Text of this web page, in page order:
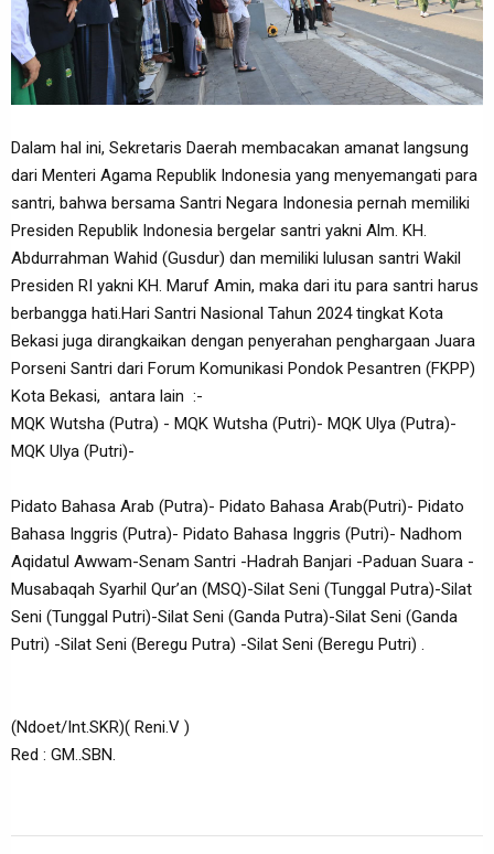
Dalam hal ini, Sekretaris Daerah membacakan amanat langsung
dari Menteri Agama Republik Indonesia yang menyemangati para
santri, bahwa bersama Santri Negara Indonesia pernah memiliki
Presiden Republik Indonesia bergelar santri yakni Alm. KH.
Abdurrahman Wahid (Gusdur) dan memiliki lulusan santri Wakil
Presiden RI yakni KH. Maruf Amin, maka dari itu para santri harus
berbangga hati.Hari Santri Nasional Tahun 2024 tingkat Kota
Bekasi juga dirangkaikan dengan penyerahan penghargaan Juara
Porseni Santri dari Forum Komunikasi Pondok Pesantren (FKPP)
Kota Bekasi, antara lain :-
MQK Wutsha (Putra) - MQK Wutsha (Putri)- MQK Ulya (Putra)-
MQK Ulya (Putri)-
Pidato Bahasa Arab (Putra)- Pidato Bahasa Arab(Putri)- Pidato
Bahasa Inggris (Putra)- Pidato Bahasa Inggris (Putri)- Nadhom
Aqidatul Awwam-Senam Santri -Hadrah Banjari -Paduan Suara -
Musabaqah Syarhil Qur’an (MSQ)-Silat Seni (Tunggal Putra)-Silat
Seni (Tunggal Putri)-Silat Seni (Ganda Putra)-Silat Seni (Ganda
Putri) -Silat Seni (Beregu Putra) -Silat Seni (Beregu Putri) .
(Ndoet/Int.SKR)( Reni.V )
Red : GM..SBN.